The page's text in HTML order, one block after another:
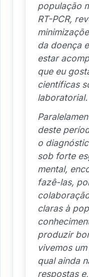
população
RT-PCR,
da doença
estar
que eu
científicas
laboratorial.
deste
o
sob forte
mental,
fazê-las,
claras à
produzir
vivemos
qual ainda
respostas